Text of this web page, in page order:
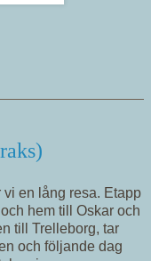
en lång resa. Etapp
hem till Oskar och
till Trelleborg, tar
och följande dag